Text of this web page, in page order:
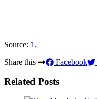
Source: 1 .
Share this
Facebook
Related Posts